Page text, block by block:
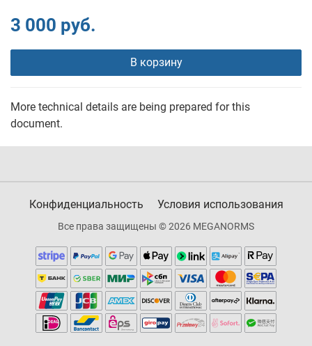
3 000 руб.
В корзину
More technical details are being prepared for this
document.
Конфиденциальность Условия использования
Все права защищены © 2026 MEGANORMS